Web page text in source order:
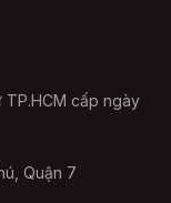
giãn khác
từ 2cm -
vậy, bạn
TP.HCM cấp ngày
Quận 7